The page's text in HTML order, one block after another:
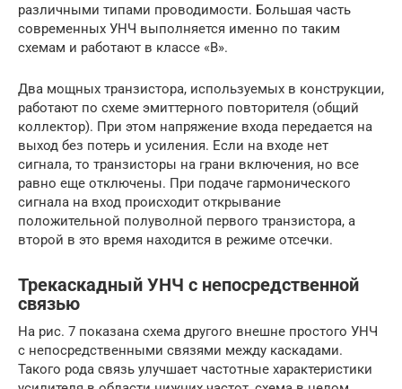
различными типами проводимости. Большая часть
современных УНЧ выполняется именно по таким
схемам и работают в классе «В».
Два мощных транзистора, используемых в конструкции,
работают по схеме эмиттерного повторителя (общий
коллектор). При этом напряжение входа передается на
выход без потерь и усиления. Если на входе нет
сигнала, то транзисторы на грани включения, но все
равно еще отключены. При подаче гармонического
сигнала на вход происходит открывание
положительной полуволной первого транзистора, а
второй в это время находится в режиме отсечки.
Трекаскадный УНЧ с непосредственной
связью
На рис. 7 показана схема другого внешне простого УНЧ
с непосредственными связями между каскадами.
Такого рода связь улучшает частотные характеристики